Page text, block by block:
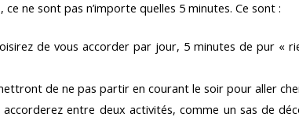
ne sont pas n’importe quelles 5 minutes. Ce sont :
de vous accorder par jour, 5 minutes de pur
de ne pas partir en courant le soir pour aller
accorderez entre deux activités, comme un sas de